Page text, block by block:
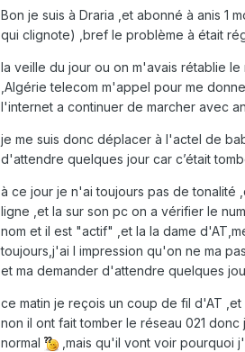
Bon je suis à Draria ,et abonné à anis 1
qui clignote) ,bref le problème à était
la veille du jour ou on m'avais rétablie
,Algérie telecom m'appel pour me
l'internet a continuer de marcher avec
je me suis donc déplacer à l'actel de
d'attendre quelques jour car c’était
à ce jour je n'ai toujours pas de tonalité
ligne ,et la sur son pc on a vérifier le
nom et il est "actif" ,et la la dame
toujours,j'ai l impression qu'on ne ma
et ma demander d'attendre quelques
ce matin je reçois un coup de fil d'AT
non il ont fait tomber le réseau 021
normal
,mais qu'il vont voir pourquoi